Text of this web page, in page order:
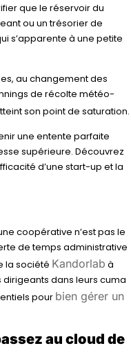
que le réservoir du
ou un trésorier de
s’apparente à une petite
au changement des
de récolte météo-
son point de saturation.
une entente parfaite
supérieure. Découvrez
d’une start-up et la
coopérative n’est pas le
de temps administrative
la société Kandorlab à
dans leurs cuma
pour bien gérer un
au cloud de